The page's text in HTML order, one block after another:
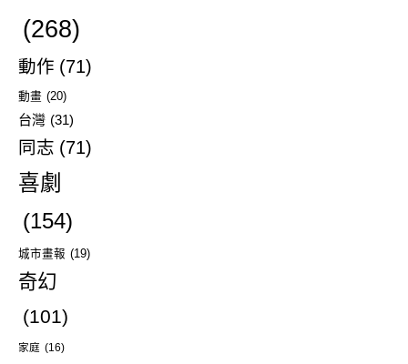
(268)
動作 (71)
動畫 (20)
台灣 (31)
同志 (71)
喜劇
(154)
城市畫報 (19)
奇幻
(101)
家庭 (16)